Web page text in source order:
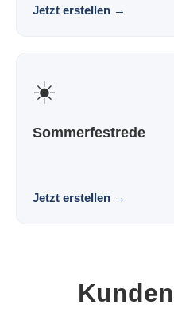
Jetzt erstellen →
☀️
Sommerfestrede
Jetzt erstellen →